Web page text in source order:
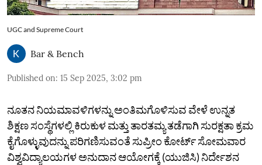
UGC and Supreme Court
Bar & Bench
Published on: 15 Sep 2025, 3:02 pm
ನೂತನ ನಿಯಮಾವಳಿಗಳನ್ನು ಅಂತಿಮಗೊಳಿಸುವ ವೇಳೆ ಉನ್ನತ
ಶಿಕ್ಷಣ ಸಂಸ್ಥೆಗಳಲ್ಲಿ ಕಿರುಕುಳ ಮತ್ತು ತಾರತಮ್ಯ ತಡೆಗಾಗಿ ಸುರಕ್ಷತಾ ಕ್ರಮ
ಕೈಗೊಳ್ಳುವುದನ್ನು ಪರಿಗಣಿಸುವಂತೆ ಸುಪ್ರೀಂ ಕೋರ್ಟ್ ಸೋಮವಾರ
ವಿಶ್ವವಿದ್ಯಾಲಯಗಳ ಅನುದಾನ ಆಯೋಗಕ್ಕೆ (ಯುಜಿಸಿ) ನಿರ್ದೇಶನ